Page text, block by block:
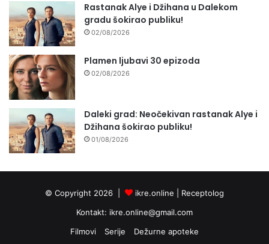
Rastanak Alye i Džihana u Dalekom
gradu šokirao publiku!
02/08/2026
Plamen ljubavi 30 epizoda
02/08/2026
Daleki grad: Neočekivan rastanak Alye i
Džihana šokirao publiku!
01/08/2026
© Copyright 2026 | ikre.online | Receptolog
Kontakt: ikre.online@gmail.com
Filmovi
Serije Dežurne apoteke